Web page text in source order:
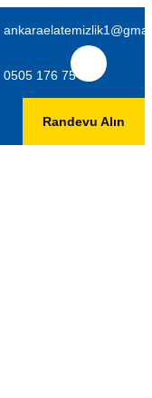
0505 176 75 06
Randevu Alın